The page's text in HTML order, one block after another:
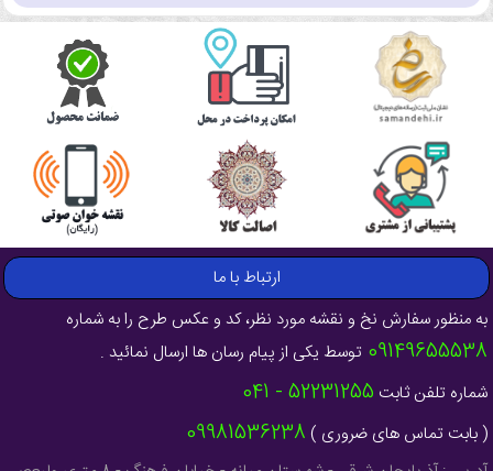
ارتباط با ما
به منظور سفارش نخ و نقشه مورد نظر، کد و عکس طرح را به شماره
09149655538 توسط یکی از پیام رسان ها ارسال نمائید .
شماره تلفن ثابت 52231255 - 041
( بابت تماس های ضروری ) 09981536238